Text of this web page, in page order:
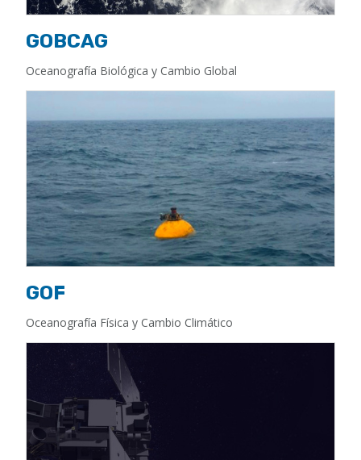
GOBCAG
Oceanografía Biológica y Cambio Global
GOF
Oceanografía Física y Cambio Climático